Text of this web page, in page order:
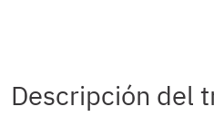
Descripción del